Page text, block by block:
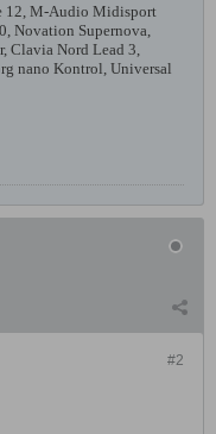
12, M-Audio Midisport
, Novation Supernova,
, Clavia Nord Lead 3,
nano Kontrol, Universal
#2